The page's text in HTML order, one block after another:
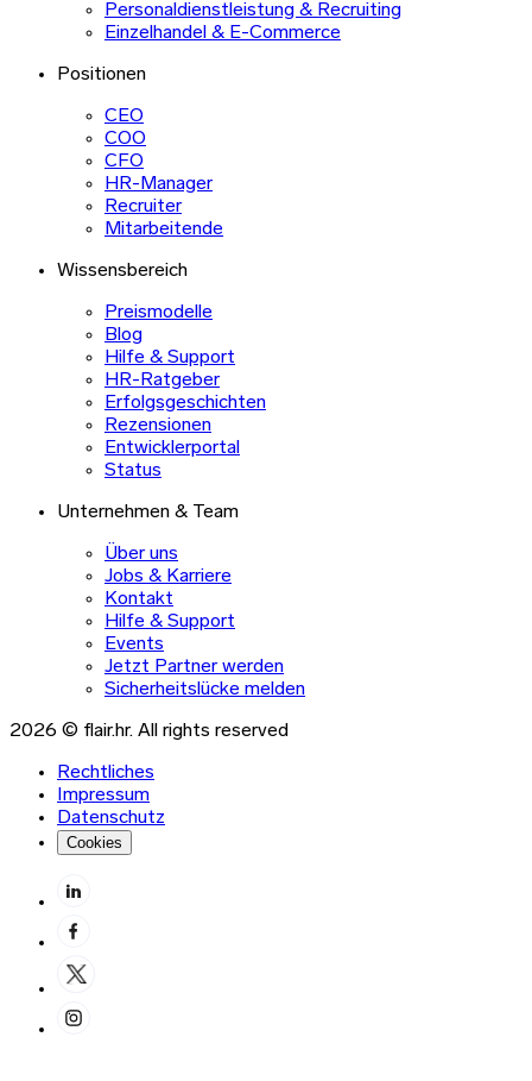
Personaldienstleistung & Recruiting
Einzelhandel & E-Commerce
Positionen
CEO
COO
CFO
HR-Manager
Recruiter
Mitarbeitende
Wissensbereich
Preismodelle
Blog
Hilfe & Support
HR-Ratgeber
Erfolgsgeschichten
Rezensionen
Entwicklerportal
Status
Unternehmen & Team
Über uns
Jobs & Karriere
Kontakt
Hilfe & Support
Events
Jetzt Partner werden
Sicherheitslücke melden
2026 © flair.hr. All rights reserved
Rechtliches
Impressum
Datenschutz
Cookies